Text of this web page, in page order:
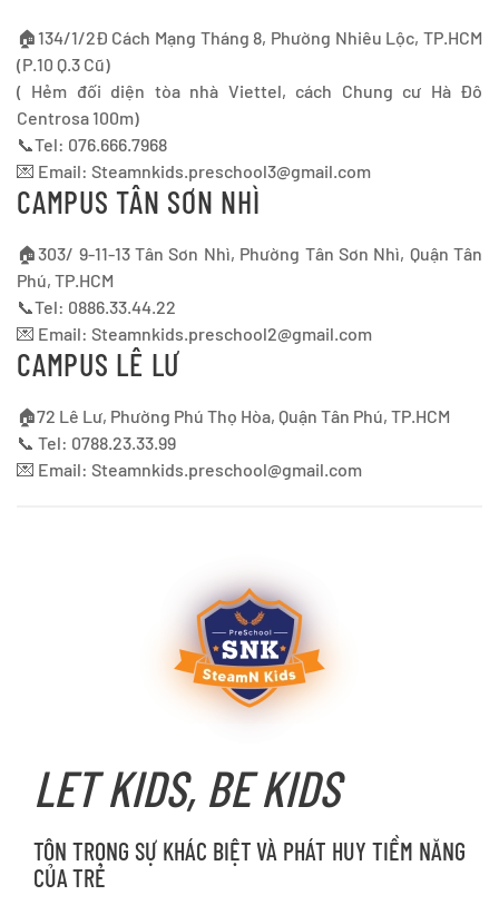
🏠134/1/2Đ Cách Mạng Tháng 8, Phường Nhiêu Lộc, TP.HCM
(P.10 Q.3 Cũ)
( Hẻm đối diện tòa nhà Viettel, cách Chung cư Hà Đô
Centrosa 100m)
📞Tel: 076.666.7968
💌 Email: Steamnkids.preschool3@gmail.com
CAMPUS TÂN SƠN NHÌ
🏠303/ 9-11-13 Tân Sơn Nhì, Phường Tân Sơn Nhì, Quận Tân
Phú, TP.HCM
📞Tel: 0886.33.44.22
💌 Email: Steamnkids.preschool2@gmail.com
CAMPUS LÊ LƯ
🏠72 Lê Lư, Phường Phú Thọ Hòa, Quận Tân Phú, TP.HCM
📞 Tel: 0788.23.33.99
💌 Email: Steamnkids.preschool@gmail.com
LET KIDS, BE KIDS
TÔN TRỌNG SỰ KHÁC BIỆT VÀ PHÁT HUY TIỀM NĂNG
CỦA TRẺ